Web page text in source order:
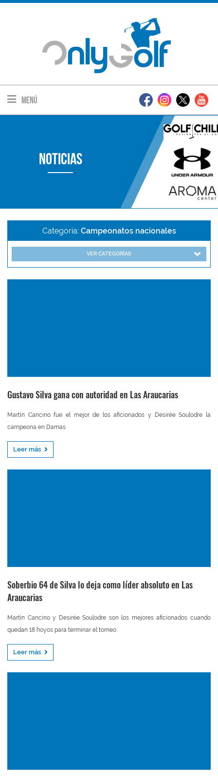
Menú
Noticias
Categoría: Campeonatos nacionales
VER CATEGORÍAS
Gustavo Silva gana con autoridad en Las Araucarias
Martín Cancino fue el mejor de los aficionados y Desirée Soulodre la
campeona en Damas
Leer más
Soberbio 64 de Silva lo deja como líder absoluto en Las
Araucarias
Martín Cancino y Desirée Soulodre son los mejores aficionados cuando
quedan 18 hoyos para terminar el torneo
Leer más